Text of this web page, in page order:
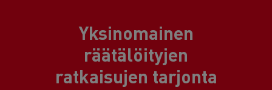
Yksinomainen
räätälöityjen
ratkaisujen tarjonta